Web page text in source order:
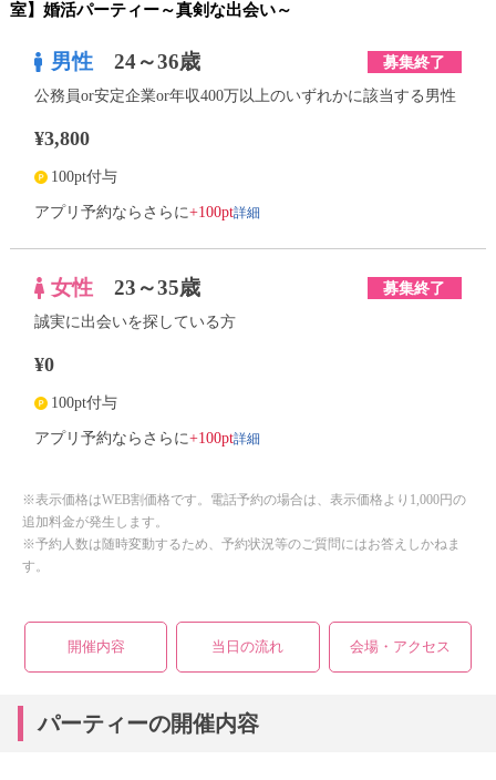
室】婚活パーティー～真剣な出会い～
男性 24～36歳 募集終了
公務員or安定企業or年収400万以上のいずれかに該当する男性
¥3,800
100pt付与
アプリ予約ならさらに+100pt詳細
女性 23～35歳 募集終了
誠実に出会いを探している方
¥0
100pt付与
アプリ予約ならさらに+100pt詳細
※表示価格はWEB割価格です。電話予約の場合は、表示価格より1,000円の
追加料金が発生します。
※予約人数は随時変動するため、予約状況等のご質問にはお答えしかねま
す。
開催内容 当日の流れ 会場・アクセス
パーティーの開催内容